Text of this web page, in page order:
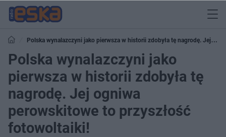
Polska wynalazczyni jako pierwsza w historii zdobyła tę nagrodę. Jej
ogniwa perowskitowe to przyszłość fotowoltaiki!
Polska wynalazczyni jako
pierwsza w historii zdobyła tę
nagrodę. Jej ogniwa
perowskitowe to przyszłość
fotowoltaiki!